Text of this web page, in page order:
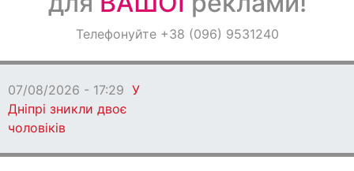
ОголошенняТелефонуйте +38 (096) 9531240
07/08/2026 - 17:29 У
Дніпрі зникли двоє
чоловіків